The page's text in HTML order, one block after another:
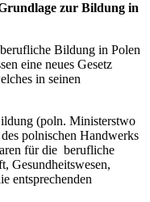
zur Bildung in
Bildung in Polen
eine neues Gesetz
in seinen
(poln. Ministerstwo
polnischen Handwerks
für die berufliche
Gesundheitswesen,
entsprechenden